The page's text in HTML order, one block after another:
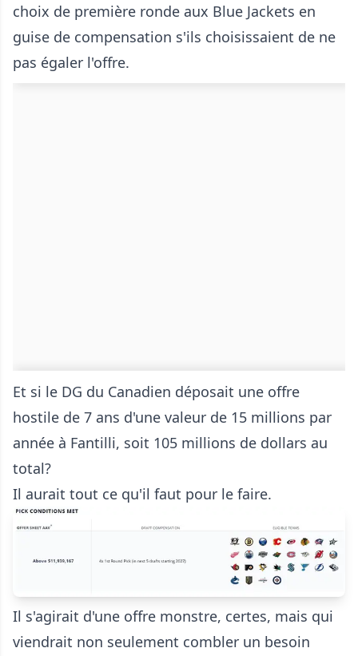
choix de première ronde aux Blue Jackets en
guise de compensation s'ils choisissaient de ne
pas égaler l'offre.
Et si le DG du Canadien déposait une offre
hostile de 7 ans d'une valeur de 15 millions par
année à Fantilli, soit 105 millions de dollars au
total?
Il aurait tout ce qu'il faut pour le faire.
Il s'agirait d'une offre monstre, certes, mais qui
viendrait non seulement combler un besoin